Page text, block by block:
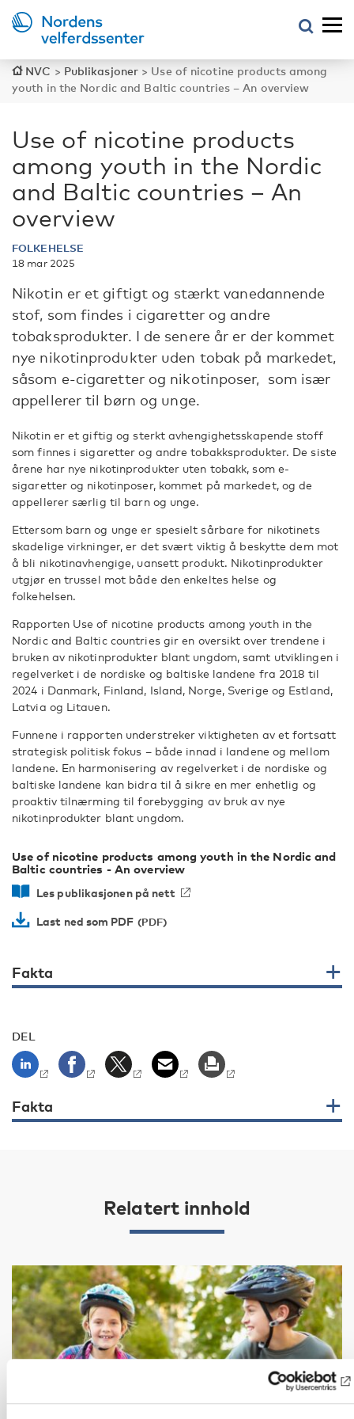
NVC > Publikasjoner > Use of nicotine products among
youth in the Nordic and Baltic countries – An overview
Use of nicotine products
among youth in the Nordic
and Baltic countries – An
overview
FOLKEHELSE
18 mar 2025
Nikotin er et giftigt og stærkt vanedannende
stof, som findes i cigaretter og andre
tobaksprodukter. I de senere år er der kommet
nye nikotinprodukter uden tobak på markedet,
såsom e-cigaretter og nikotinposer, som især
appellerer til børn og unge.
Nikotin er et giftig og sterkt avhengighetsskapende stoff
som finnes i sigaretter og andre tobakksprodukter. De siste
årene har nye nikotinprodukter uten tobakk, som e-
sigaretter og nikotinposer, kommet på markedet, og de
appellerer særlig til barn og unge.
Ettersom barn og unge er spesielt sårbare for nikotinets
skadelige virkninger, er det svært viktig å beskytte dem mot
å bli nikotinavhengige, uansett produkt. Nikotinprodukter
utgjør en trussel mot både den enkeltes helse og
folkehelsen.
Rapporten Use of nicotine products among youth in the
Nordic and Baltic countries gir en oversikt over trendene i
bruken av nikotinprodukter blant ungdom, samt utviklingen i
regelverket i de nordiske og baltiske landene fra 2018 til
2024 i Danmark, Finland, Island, Norge, Sverige og Estland,
Latvia og Litauen.
Funnene i rapporten understreker viktigheten av et fortsatt
strategisk politisk fokus – både innad i landene og mellom
landene. En harmonisering av regelverket i de nordiske og
baltiske landene kan bidra til å sikre en mer enhetlig og
proaktiv tilnærming til forebygging av bruk av nye
nikotinprodukter blant ungdom.
Use of nicotine products among youth in the Nordic and
Baltic countries - An overview
Les publikasjonen på nett
Last ned som PDF
Fakta
DEL
Fakta
Relatert innhold